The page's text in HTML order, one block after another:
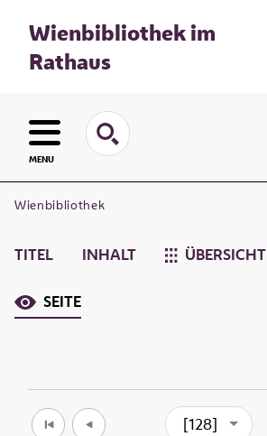
Wienbibliothek im
Rathaus
MENU
Wienbibliothek
TITEL INHALT ÜBERSICHT
SEITE
[128]